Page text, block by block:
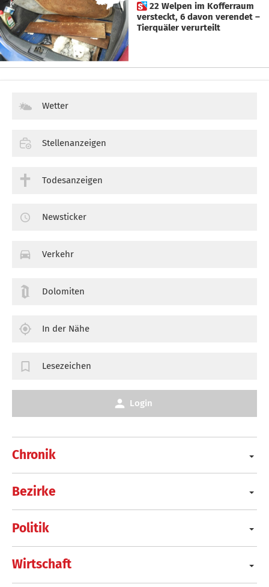
 22 Welpen im Kofferraum
versteckt, 6 davon verendet –
Tierquäler verurteilt
Chronik
Bezirke
Politik
Wirtschaft
Wetter
Stellenanzeigen
Todesanzeigen
Newsticker
Verkehr
Dolomiten
In der Nähe
Lesezeichen
Login